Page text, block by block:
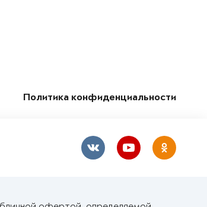
Политика конфиденциальности